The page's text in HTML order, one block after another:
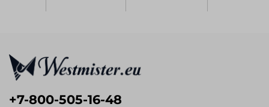
+7-800-505-16-48